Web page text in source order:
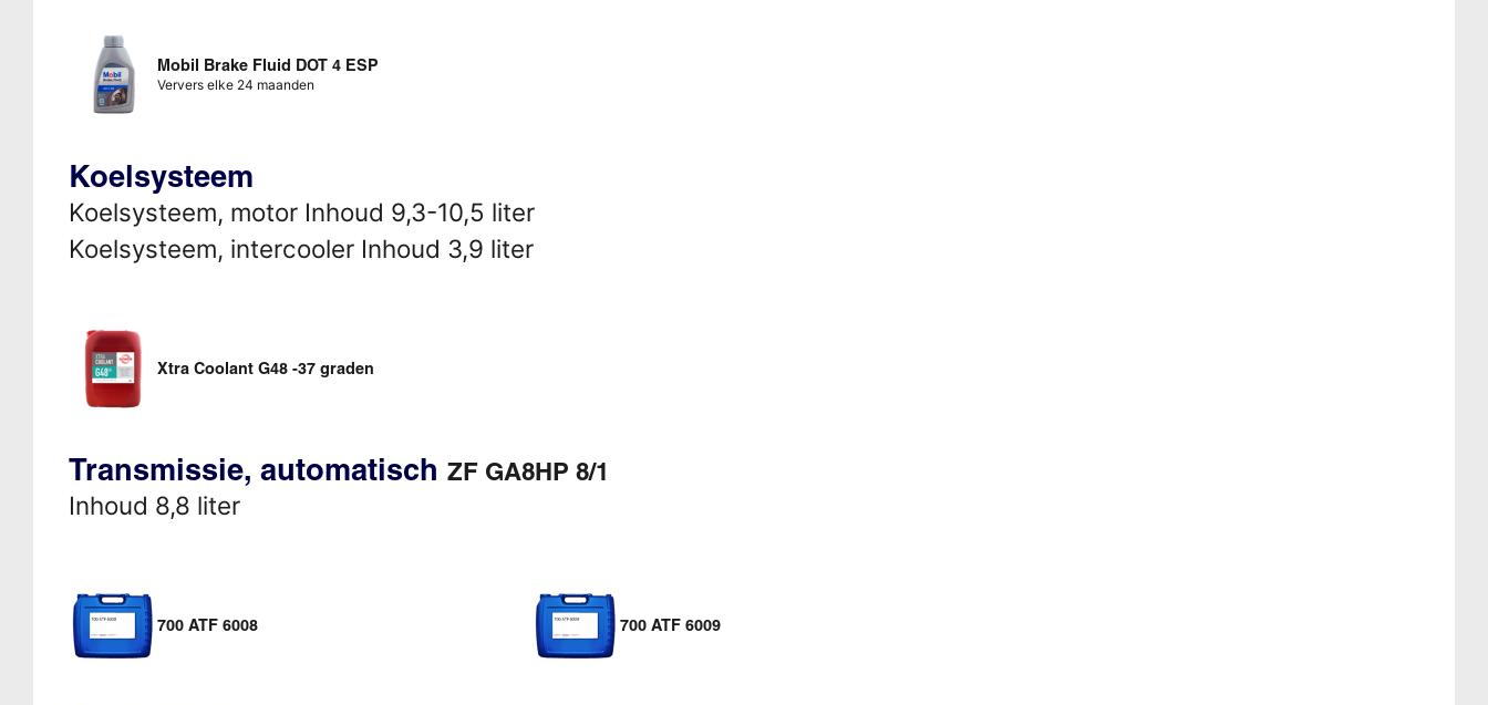
Mobil Brake Fluid DOT 4 ESP
Ververs elke 24 maanden
Koelsysteem
Koelsysteem, motor Inhoud 9,3-10,5 liter
Koelsysteem, intercooler Inhoud 3,9 liter
Xtra Coolant G48 -37 graden
Transmissie, automatisch ZF GA8HP 8/1
Inhoud 8,8 liter
700 ATF 6008 700 ATF 6009